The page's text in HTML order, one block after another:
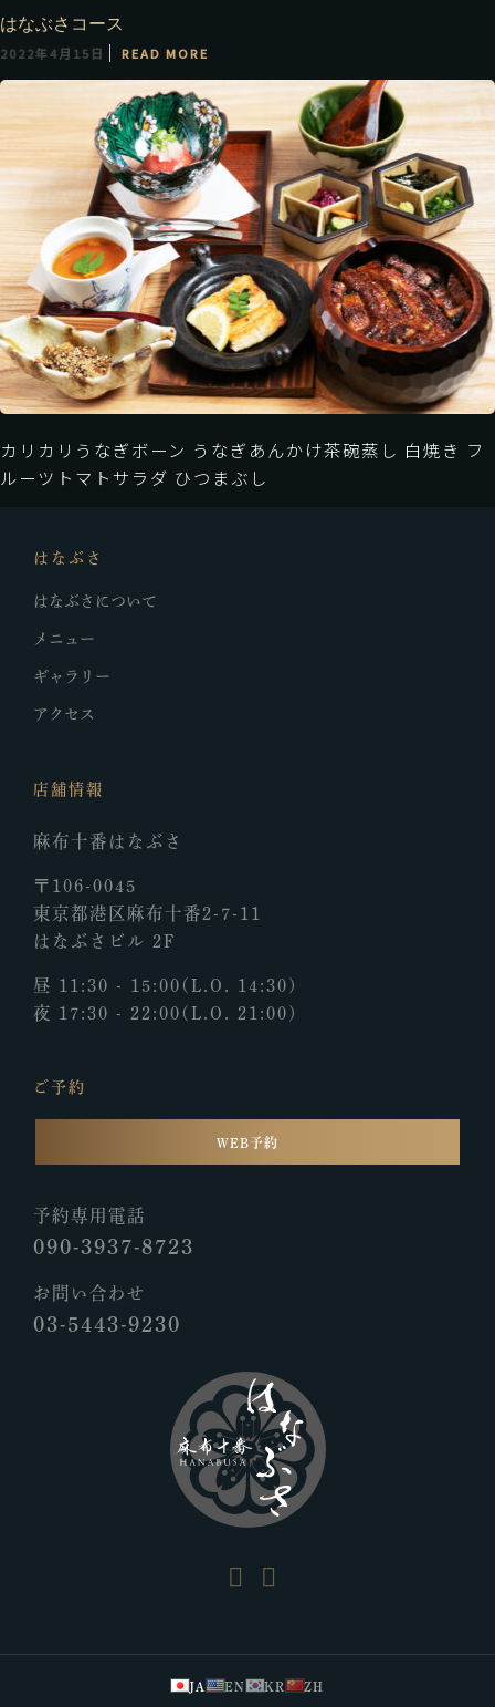
はなぶさコース
2022年4月15日 READ MORE
カリカリうなぎボーン うなぎあんかけ茶碗蒸し 白焼き フ
ルーツトマトサラダ ひつまぶし
はなぶさ
はなぶさについて
メニュー
ギャラリー
アクセス
店舗情報
麻布十番はなぶさ
〒106-0045
東京都港区麻布十番2-7-11
はなぶさビル 2F
昼 11:30 - 15:00 (L.O. 14:30)
夜 17:30 - 22:00 (L.O. 21:00)
ご予約
WEB予約
予約専用電話
090-3937-8723
お問い合わせ
03-5443-9230
JA EN KR ZH